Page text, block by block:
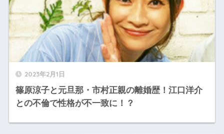
2023年2月1日
篠原涼子と元旦那・市村正親の離婚歴！江口洋介
との不倫で性格が不一致に！？